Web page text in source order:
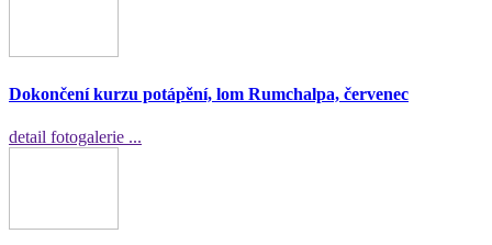
Dokončení kurzu potápění, lom Rumchalpa, červenec
detail fotogalerie ...